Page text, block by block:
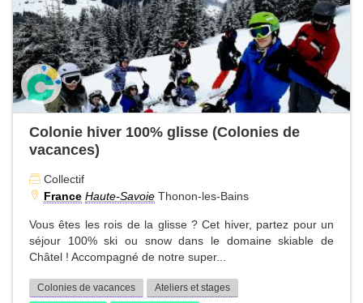
Colonie hiver 100% glisse (Colonies de
vacances)
Collectif
France Haute-Savoie Thonon-les-Bains
Vous êtes les rois de la glisse ? Cet hiver, partez pour un
séjour 100% ski ou snow dans le domaine skiable de
Châtel ! Accompagné de notre super...
Colonies de vacances
Ateliers et stages